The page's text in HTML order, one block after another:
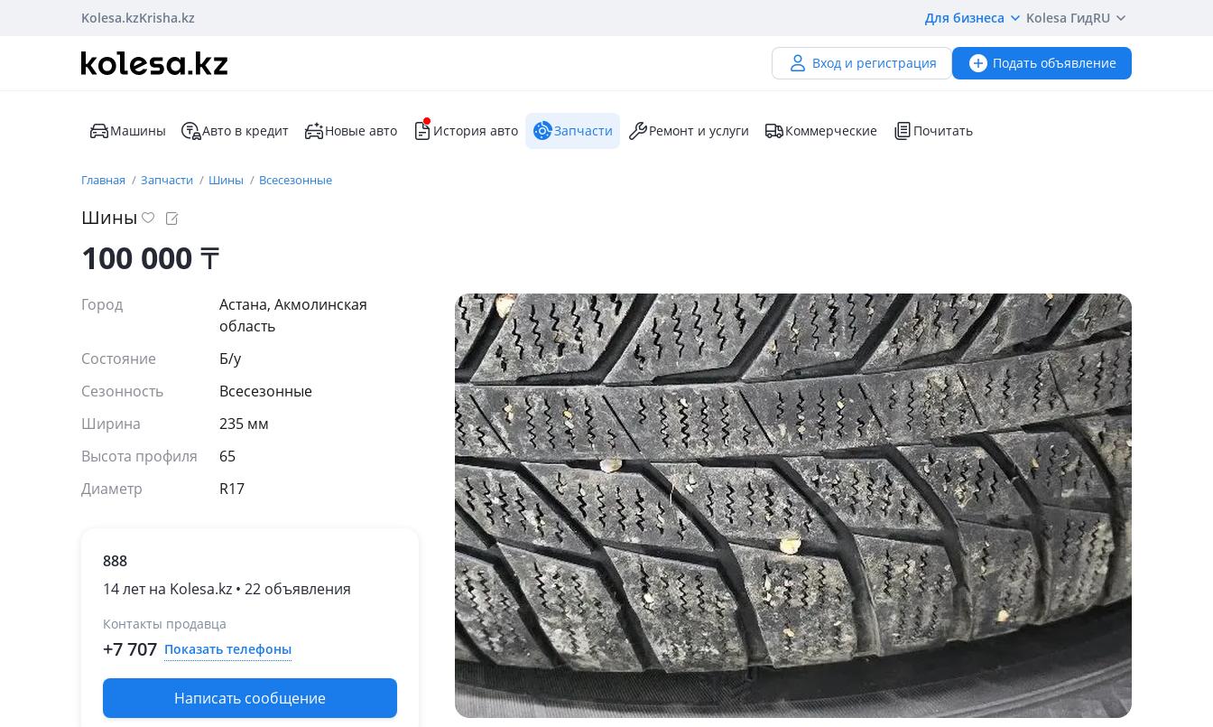
Kolesa.kzKrisha.kz Для бизнеса Kolesa ГидRU
Вход и регистрация Подать объявление
Машины Авто в кредит Новые авто История авто Запчасти Ремонт и услуги Коммерческие Почитать
Главная Запчасти Шины Всесезонные
Шины
100 000₸
Город
Астана, Акмолинская
область
Состояние
Б/y
Сезонность
Всесезонные
Ширина
235 мм
Высота профиля
65
Диаметр
R17
888
14 лет на Kolesa.kz • 22 объявления
Контакты продавца
+7 707 Показать телефоны
Написать сообщение